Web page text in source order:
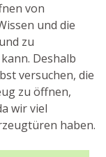
von
und die
zu
Deshalb
versuchen, die
zu öffnen,
wir viel
haben.